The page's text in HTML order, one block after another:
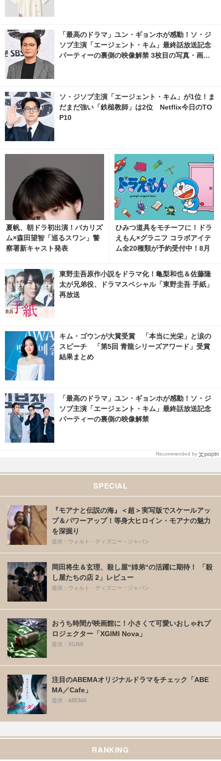
「最高のドラマ」ユン・ギョンホが感動！ソ・ジ
ソブ主演「エージェント・キム」最終話放送記念
パーティーの裏側の映像解禁 3枚目の写真・画像 |
ソ・ジソブ主演「エージェント・キム」が1位！ま
だまだ強い「鉄槌教師」は2位 Netflix今日のTO
P10
夏帆、朝ドラ初出演！バカリズ
ム×森田望智「巡るスワン」警
察署新キャスト発表
ひみつ道具をモチーフに！ドラ
えもん×グラニフ コラボアイテ
ム全20種類が予約受付中！8月
東野圭吾原作小説をドラマ化！亀梨和也＆佐藤隆
太が兄弟役、ドラマスペシャル「東野圭吾 手紙」
再放送
キム・ゴウンが大賞受賞 「本当に光栄」と涙の
スピーチ 「第5回 青龍シリーズアワード」受賞
結果まとめ
「最高のドラマ」ユン・ギョンホが感動！ソ・ジ
ソブ主演「エージェント・キム」最終話放送記念
パーティーの裏側の映像解禁
Recommended by
SPECIAL
『モアナと伝説の海』＜超＞実写版でスケールアッ
プ＆パワーアップ！等身大ヒロイン・モアナの魅力
を深掘り
提供：ウォルト・ディズニー・ジャパン
岡田将生＆玄理、殺し屋“姉弟“の活躍に期待！ 「殺
し屋たちの店 2」レビュー
提供：ウォルト・ディズニー・ジャパン
おうち時間が映画館に！小さくて可愛いおしゃれプ
ロジェクター「XGIMI Nova」
提供：XGIMI
注目のABEMAオリジナルドラマをチェック「ABE
MA／Cafe」
提供：ABEMA
RANKING